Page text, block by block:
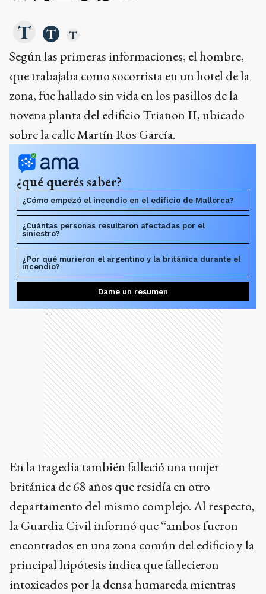
Según las primeras informaciones, el hombre,
que trabajaba como socorrista en un hotel de la
zona, fue hallado sin vida en los pasillos de la
novena planta del edificio Trianon II, ubicado
sobre la calle Martín Ros García.
¿qué querés saber?
¿Cómo empezó el incendio en el edificio de Mallorca?
¿Cuántas personas resultaron afectadas por el
siniestro?
¿Por qué murieron el argentino y la británica durante el
incendio?
Dame un resumen
Ads
En la tragedia también falleció una mujer
británica de 68 años que residía en otro
departamento del mismo complejo. Al respecto,
la Guardia Civil informó que “ambos fueron
encontrados en una zona común del edificio y la
principal hipótesis indica que fallecieron
intoxicados por la densa humareda mientras